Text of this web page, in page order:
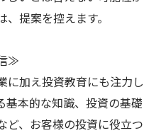
提案を控えます。
≫
に加え投資教育にも注力し
基本的な知識、投資の基礎
ど、お客様の投資に役立つ